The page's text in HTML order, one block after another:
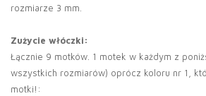
rozmiarze 3 mm.
Zużycie włóczki:
Łącznie 9 motków. 1 motek w każdym z
wszystkich rozmiarów) oprócz koloru nr 1,
motki!: